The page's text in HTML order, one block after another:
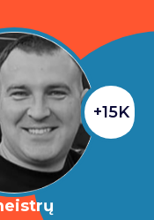
+15K